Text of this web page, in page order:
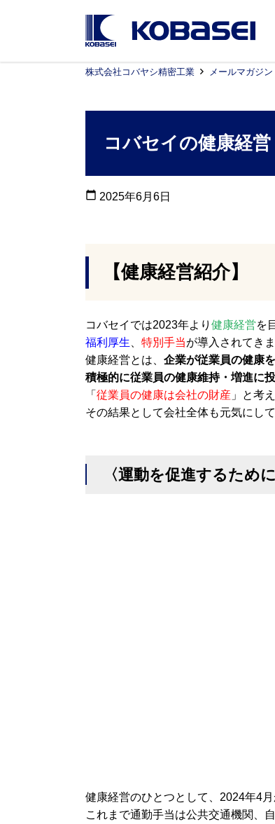
株式会社コバヤシ精密工業 メールマガジン
コバセイの健康経営
calendar_today 2025年6月6日
【健康経営紹介】
コバセイでは2023年より 健康経営を
福利厚生
特別手当が導入されてきま
健康経営とは、 企業が従業員の健康
積極的に従業員の健康維持・増進に
「 従業員の健康は会社の財産 」と考
その結果として会社全体も元気にし
〈運動を促進するために
健康経営のひとつとして、2024年4月
これまで通勤手当は公共交通機関、